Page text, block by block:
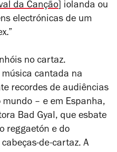
da Canção ] iolanda ou
electrónicas de um
no cartaz.
cantada na
recordes de audiências
– e em Espanha,
Bad Gyal, que esbate
reggaetón e do
de-cartaz. A